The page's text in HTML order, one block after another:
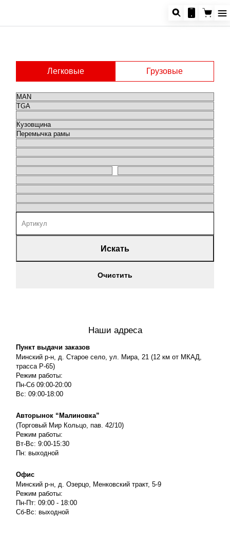
Легковые Грузовые
Искать
Очистить
Наши адреса
Пункт выдачи заказов
Минский р-н, д. Старое село, ул. Мира, 21 (12 км от МКАД,
трасса P-65)
Режим работы:
Пн-Сб 09:00-20:00
Вс: 09:00-18:00
Авторынок “Малиновка”
(Торговый Мир Кольцо, пав. 42/10)
Режим работы:
Вт-Вс: 9:00-15:30
Пн: выходной
Офис
Минский р-н, д. Озерцо, Менковский тракт, 5-9
Режим работы:
Пн-Пт: 09:00 - 18:00
Сб-Вс: выходной